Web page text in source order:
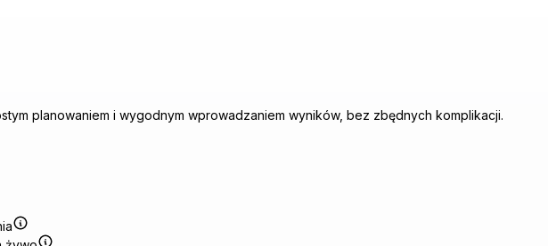
planowaniem i wygodnym wprowadzaniem wyników, bez zbędnych komplikacji.